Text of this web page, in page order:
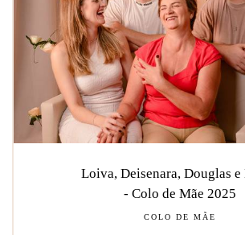
Loiva, Deisenara, Douglas e
- Colo de Mãe 2025
COLO DE MÃE